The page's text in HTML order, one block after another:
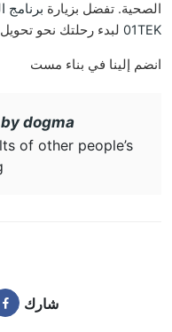
الصحية. تفضل بزيارة برنامج
01TEK لبدء رحلتك نحو
انضم إلينا في بناء مست
dogma
of other people’s
شارك